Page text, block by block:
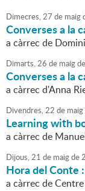
Dimecres,27 de maig
Converses a la
a càrrec de
Dimarts,26 de maigde
Converses a la
a càrrec d'Anna
Divendres,22 de maig
Learning with
a càrrec de
Dijous,21 de maigde
Hora del Conte :
a càrrec de